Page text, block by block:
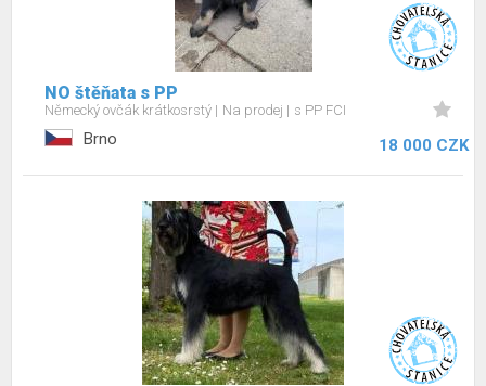
NO štěňata s PP
Německý ovčák krátkosrstý Na prodej s PP FCI
Brno 18 000 CZK